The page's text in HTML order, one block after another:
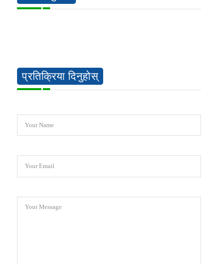
प्रतिक्रिया दिनुहोस्
Your Name
Your Email
Your Message